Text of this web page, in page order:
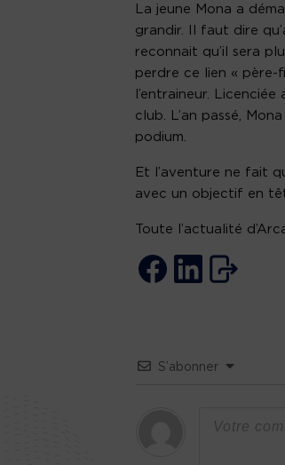
La jeune Mona a
grandir. Il faut dire
reconnait qu’il sera
perdre ce lien « père-
l’entraineur. Licenciée
club. L’an passé,
podium.
Et l’aventure ne fait
avec un objectif en
Toute l’actualité
S’abonner